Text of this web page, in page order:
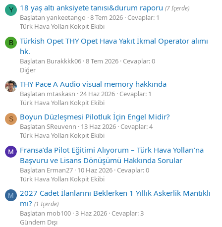
Y 18 yaş altı anksiyete tanısı&durum raporu (7 İçerde)
Başlatan yankeetango 8 Tem 2026 Cevaplar: 1
Türk Hava Yolları Kokpit Ekibi
B
Türkish Opet THY Opet Hava Yakıt İkmal Operator alımı
hk.
Başlatan Burakkkk06 8 Tem 2026 Cevaplar: 0
Diğer
THY Pace A Audio visual memory hakkında
Başlatan mtaskasn 24 Haz 2026 Cevaplar: 1
Türk Hava Yolları Kokpit Ekibi
S Boyun Düzleşmesi Pilotluk İçin Engel Midir?
Başlatan SReuvenn 13 Haz 2026 Cevaplar: 4
Türk Hava Yolları Kokpit Ekibi
Fransa’da Pilot Eğitimi Alıyorum – Türk Hava Yolları’na
Başvuru ve Lisans Dönüşümü Hakkında Sorular
Başlatan Erman27 10 Haz 2026 Cevaplar: 0
Türk Hava Yolları Kokpit Ekibi
M
2027 Cadet İlanlarını Beklerken 1 Yıllık Askerlik Mantıklı
mı? (1 İçerde)
Başlatan mob100 3 Haz 2026 Cevaplar: 3
Gündem Dışı